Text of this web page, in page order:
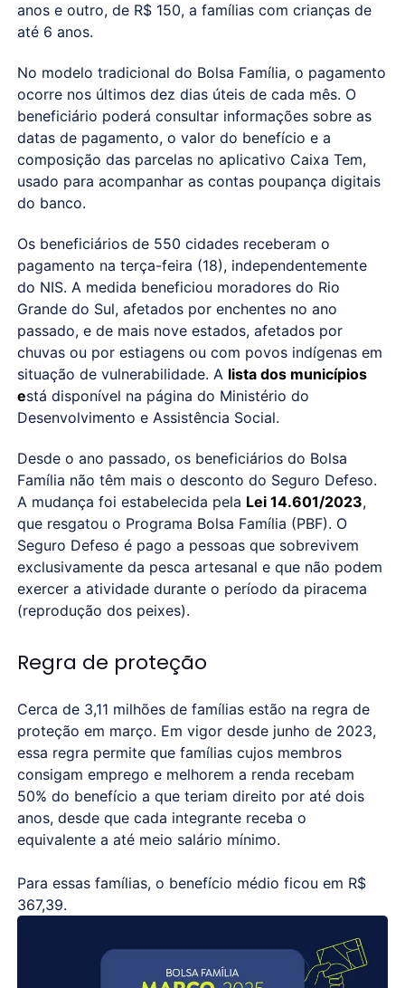
anos e outro, de R$ 150, a famílias com crianças de
até 6 anos.
No modelo tradicional do Bolsa Família, o pagamento
ocorre nos últimos dez dias úteis de cada mês. O
beneficiário poderá consultar informações sobre as
datas de pagamento, o valor do benefício e a
composição das parcelas no aplicativo Caixa Tem,
usado para acompanhar as contas poupança digitais
do banco.
Os beneficiários de 550 cidades receberam o
pagamento na terça-feira (18), independentemente
do NIS. A medida beneficiou moradores do Rio
Grande do Sul, afetados por enchentes no ano
passado, e de mais nove estados, afetados por
chuvas ou por estiagens ou com povos indígenas em
situação de vulnerabilidade. A lista dos municípios
está disponível na página do Ministério do
Desenvolvimento e Assistência Social.
Desde o ano passado, os beneficiários do Bolsa
Família não têm mais o desconto do Seguro Defeso.
A mudança foi estabelecida pela Lei 14.601/2023,
que resgatou o Programa Bolsa Família (PBF). O
Seguro Defeso é pago a pessoas que sobrevivem
exclusivamente da pesca artesanal e que não podem
exercer a atividade durante o período da piracema
(reprodução dos peixes).
Regra de proteção
Cerca de 3,11 milhões de famílias estão na regra de
proteção em março. Em vigor desde junho de 2023,
essa regra permite que famílias cujos membros
consigam emprego e melhorem a renda recebam
50% do benefício a que teriam direito por até dois
anos, desde que cada integrante receba o
equivalente a até meio salário mínimo.
Para essas famílias, o benefício médio ficou em R$
367,39.